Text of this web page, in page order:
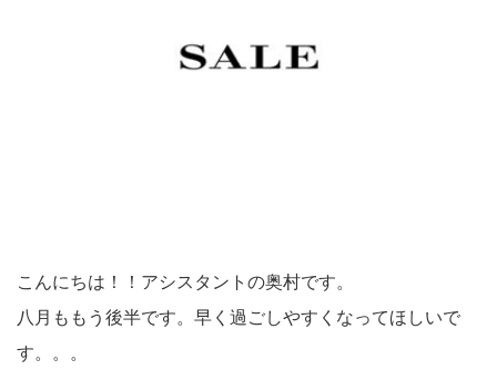
こんにちは！！アシスタントの奥村です。
八月ももう後半です。早く過ごしやすくなってほしいで
す。。。